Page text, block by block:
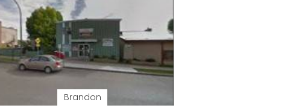
Brandon